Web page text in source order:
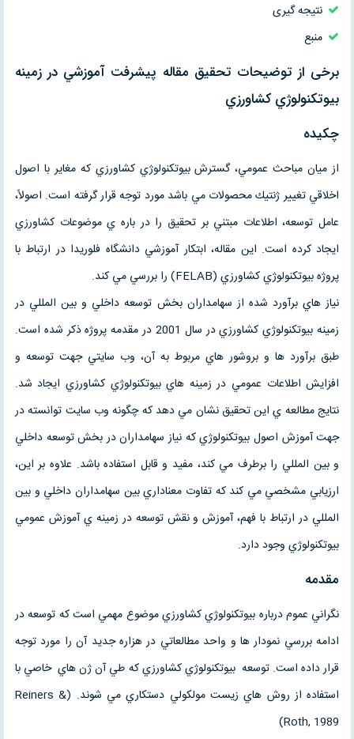
نتیجه گیری
منبع
برخی از توضیحات تحقیق مقاله پيشرفت آموزشي در زمينه
بيوتكنولوژي كشاورزي
چكيده
از ميان مباحث عمومي، گسترش بيوتكنولوژي كشاورزي كه مغاير با اصول
اخلاقي تغيير ژنتيك محصولات مي باشد مورد توجه قرار گرفته است. اصولاً،
عامل توسعه، اطلاعات مبتني بر تحقيق را در باره ي موضوعات كشاورزي
ايجاد كرده است. اين مقاله، ابتكار آموزشي دانشگاه فلوريدا در ارتباط با
پروژه بيوتكنولوژي كشاورزي (FELAB) را بررسي مي كند.
نياز هاي برآورد شده از سهامداران بخش توسعه داخلي و بين المللي در
زمينه بيوتكنولوژي كشاورزي در سال 2001 در مقدمه پروژه ذكر شده است.
طبق برآورد ها و بروشور هاي مربوط به آن، وب سايتي جهت توسعه و
افزايش اطلاعات عمومي در زمينه هاي بيوتكنولوژي كشاورزي ايجاد شد.
نتايج مطالعه ي اين تحقيق نشان مي دهد كه چگونه وب سايت توانسته در
جهت آموزش اصول بيوتكنولوژي كه نياز سهامداران در بخش توسعه داخلي
و بين المللي را برطرف مي كند، مفيد و قابل استفاده باشد. علاوه بر اين،
ارزيابي مشخصي مي كند كه تفاوت معناداري بين سهامداران داخلي و بين
المللي در ارتباط با فهم، آموزش و نقش توسعه در زمينه ي آموزش عمومي
بيوتكنولوژي وجود دارد.
مقدمه
نگراني عموم درباره بيوتكنولوژي كشاورزي موضوع مهمي است كه توسعه در
ادامه بررسي نمودار ها و واحد مطالعاتي در هزاره جديد آن را مورد توجه
قرار داده است. توسعه بيوتكنولوژي كشاورزي كه طي آن ژن هاي خاصي با
استفاده از روش هاي زيست مولكولي دستكاري مي شوند. (Reiners &
Roth, 1989
)